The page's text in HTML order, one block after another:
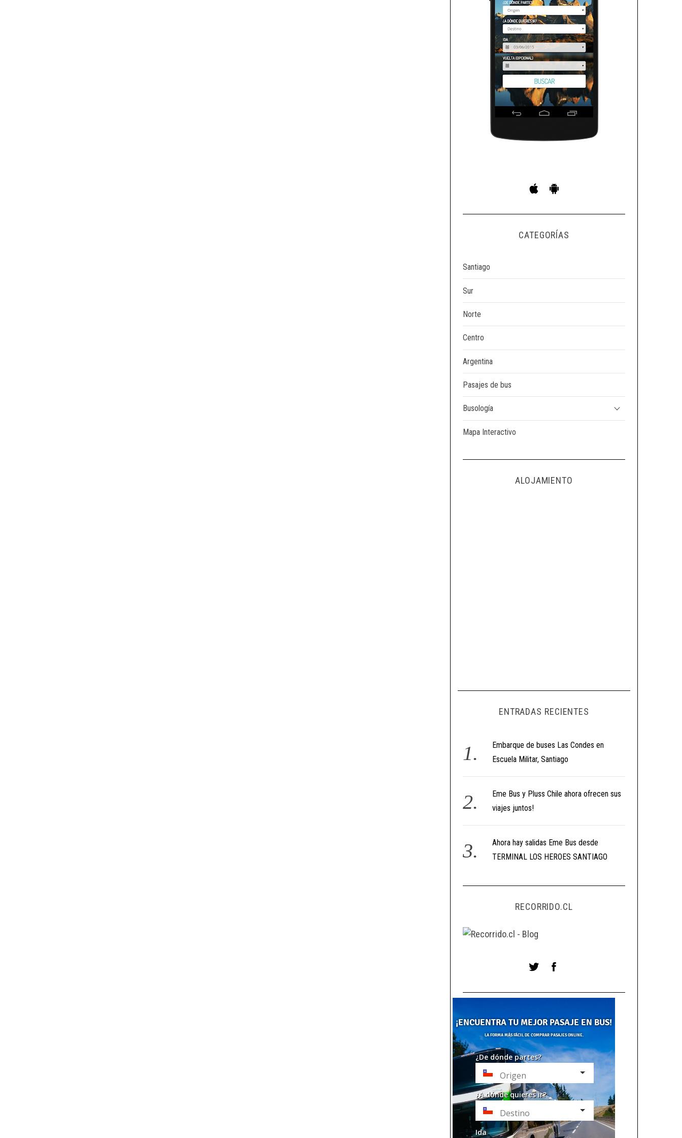
CATEGORÍAS
Santiago
Sur
Norte
Centro
Argentina
Pasajes de bus
Busología
Mapa Interactivo
ALOJAMIENTO
ENTRADAS RECIENTES
Embarque de buses Las Condes en
Escuela Militar, Santiago
Eme Bus y Pluss Chile ahora ofrecen sus
viajes juntos!
Ahora hay salidas Eme Bus desde
TERMINAL LOS HEROES SANTIAGO
RECORRIDO.CL